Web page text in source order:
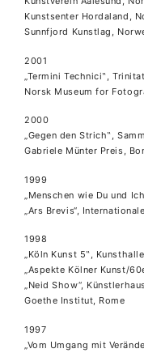
Kunstsenter Hordaland,
Sunnfjord Kunstlag,
2001
„Termini Technici‟,
Norsk Museum for
2000
„Gegen den Strich‟,
Gabriele Münter Preis,
1999
„Menschen wie Du und
„Ars Brevis“,
1998
„Köln Kunst 5‟,
„Aspekte Kölner Kunst/
„Neid Show“,
Goethe Institut, Rome
1997
„Vom Umgang mit